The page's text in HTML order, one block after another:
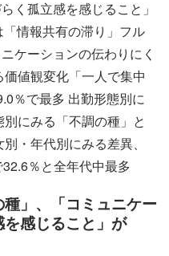
く孤立感を感じること」
情報共有の滞り」フル
ケーションの伝わりにく
値観変化「一人で集中
％で最多 出勤形態別に
にみる「不調の種」と
・年代別にみる差異、
％と全年代中最多
」、「コミュニケー
感じること」が